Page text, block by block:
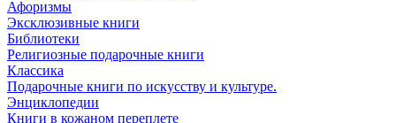
Афоризмы
Эксклюзивные книги
Библиотеки
Религиозные подарочные книги
Классика
Подарочные книги по искусству и культуре.
Энциклопедии
Книги в кожаном переплете